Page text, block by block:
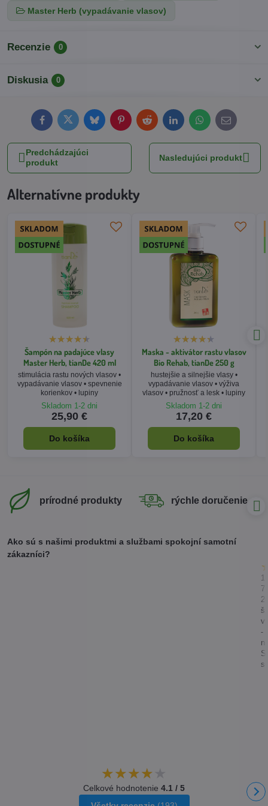
Master Herb (vypadávanie vlasov)
Recenzie 0
Diskusia 0
FacebookTwitterBlueskyPinterestRedditLinkedInWhatsApp
E-
mail
Predchádzajúci
produkt
Nasledujúci produkt
Alternatívne produkty
Šampón na padajúce vlasy
Master Herb, tianDe 420 ml
stimulácia rastu nových vlasov •
vypadávanie vlasov • spevnenie
korienkov • lupiny
Skladom 1-2 dni
25,90 €
Do košíka
Maska - aktivátor rastu vlasov
Bio Rehab, tianDe 250 g
hustejšie a silnejšie vlasy •
vypadávanie vlasov • výživa
vlasov • pružnosť a lesk • lupiny
Skladom 1-2 dni
17,20 €
Do košíka
prírodné produkty rýchle doručenie
Ako sú s našimi produktmi a službami spokojní samotní
zákazníci?
Celkové hodnotenie 4.1 / 5
7.
-